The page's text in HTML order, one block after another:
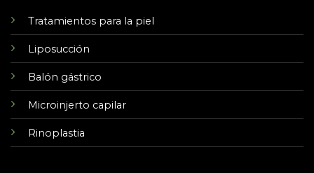
Tratamientos para la piel
Liposucción
Balón gástrico
Microinjerto capilar
Rinoplastia